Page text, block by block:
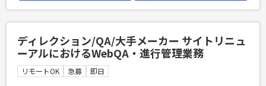
・PythonもしくはJavaによるWebアプリケーション開発経験
3年以上 ・Gitを使用したチーム開発経験 ・対人コミュニケー
ション能力の高い方（★重要）
ディレクション/QA/大手メーカー サイトリニュ
ーアルにおけるWebQA・進行管理業務
リモートOK 急募 即日